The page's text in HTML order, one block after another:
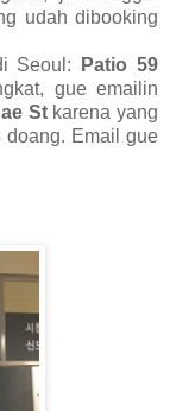
udah dibooking
Seoul:
Patio 59
gue emailin
Stkarena yang
doang. Email gue